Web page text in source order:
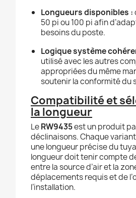
Longueurs disponibles :
50 pi ou 100 pi afin
besoins du poste.
Logique système
utilisé avec les autres
appropriées du même
soutenir la conformité du
Compatibilité et
la longueur
LeRW9435est un produit
déclinaisons. Chaque
une longueur précise du
longueur doit tenir compte
entre la source d’air et la
déplacements requis et de
l’installation.